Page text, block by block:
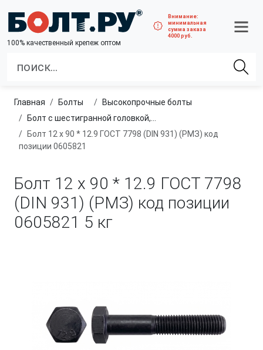
100% качественный крепеж оптом
Внимание:
минимальная
сумма заказа
4000 руб.
Главная болты
высокопрочные болты
Болт с шестигранной головкой, неполная резьба, класс прочности 10.9 и 12.9
Болт 12 х 90 * 12.9 ГОСТ 7798 (DIN 931) (РМЗ) код
позиции 0605821
Болт 12 х 90 * 12.9 ГОСТ 7798
(DIN 931) (РМЗ) код позиции
0605821 5 кг